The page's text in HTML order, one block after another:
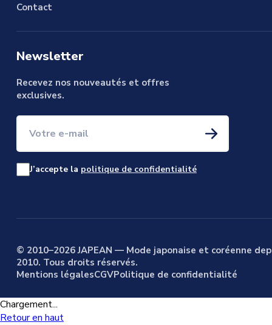
Contact
Newsletter
Recevez nos nouveautés et offres
exclusives.
J’accepte la politique de confidentialité
© 2010–2026 JAPEAN — Mode japonaise et coréenne
2010. Tous droits réservés.
Mentions légalesCGVPolitique de confidentialité
Chargement...
Retour en haut